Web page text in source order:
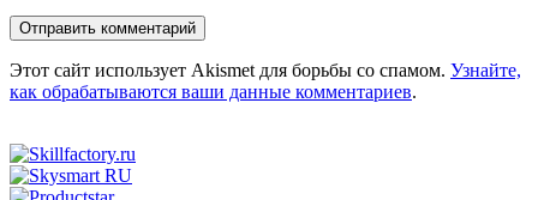
Этот сайт использует Akismet для борьбы со спамом. Узнайте,
как обрабатываются ваши данные комментариев.